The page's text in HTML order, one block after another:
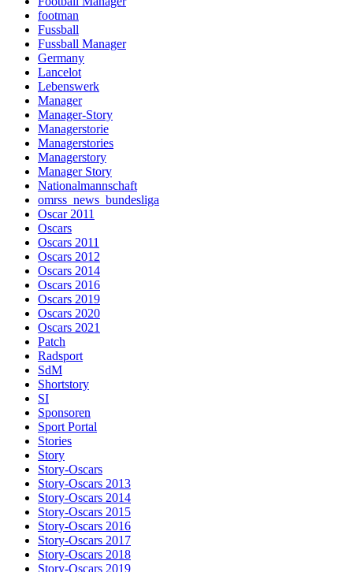
footman
Fussball
Fussball Manager
Germany
Lancelot
Lebenswerk
Manager
Manager-Story
Managerstorie
Managerstories
Managerstory
Manager Story
Nationalmannschaft
omrss_news_bundesliga
Oscar 2011
Oscars
Oscars 2011
Oscars 2012
Oscars 2014
Oscars 2016
Oscars 2019
Oscars 2020
Oscars 2021
Patch
Radsport
SdM
Shortstory
SI
Sponsoren
Sport Portal
Stories
Story
Story-Oscars
Story-Oscars 2013
Story-Oscars 2014
Story-Oscars 2015
Story-Oscars 2016
Story-Oscars 2017
Story-Oscars 2018
Story-Oscars 2019